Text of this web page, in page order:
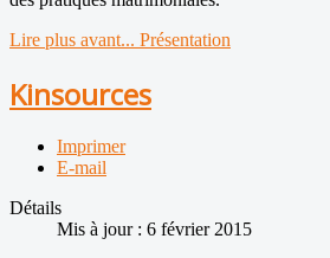
Lire plus avant... Présentation
Kinsources
Imprimer
E-mail
Détails
Mis à jour : 6 février 2015